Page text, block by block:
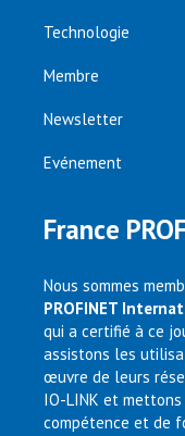
Technologie
Membre
Newsletter
Evénement
France
Nous sommes
PROFINET
qui a certifié à ce
assistons les
œuvre de leurs
IO-LINK et
compétence et de